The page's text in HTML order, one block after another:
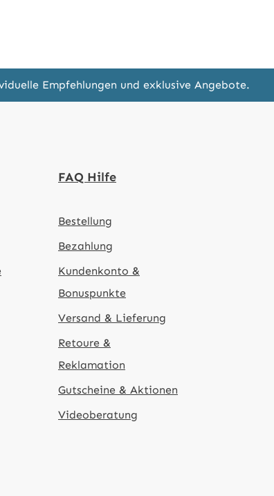
Empfehlungen und exklusive Angebote.
FAQ Hilfe
Bestellung
Bezahlung
Kundenkonto &
Bonuspunkte
Versand & Lieferung
Retoure &
Reklamation
Gutscheine & Aktionen
Videoberatung